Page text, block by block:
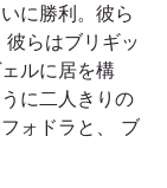
に勝利。彼ら
らはブリギッ
ルに居を構
に二人きりの
ォドラと、 ブ